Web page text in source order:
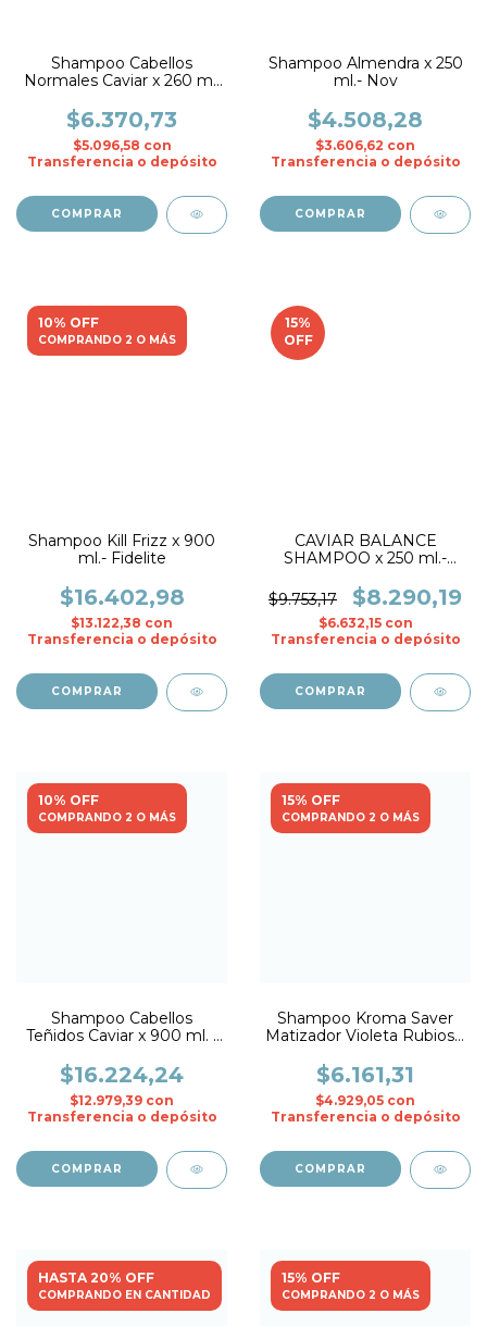
Shampoo Cabellos
Normales Caviar x 260 ml.
$6.370,73
$5.096,58 con
Transferencia o depósito
Shampoo Almendra x 250
ml.- Nov
$4.508,28
$3.606,62 con
Transferencia o depósito
10% OFF
COMPRANDO 2 O MÁS
Shampoo Kill Frizz x 900
ml.- Fidelite
$16.402,98
$13.122,38 con
Transferencia o depósito
15%
OFF
CAVIAR BALANCE
SHAMPOO x 250 ml.-
$9.753,17
$8.290,19
$6.632,15 con
Transferencia o depósito
10% OFF
COMPRANDO 2 O MÁS
Shampoo Cabellos
Teñidos Caviar x 900 ml. -
$16.224,24
$12.979,39 con
Transferencia o depósito
15% OFF
COMPRANDO 2 O MÁS
Shampoo Kroma Saver
Matizador Violeta Rubios x
$6.161,31
$4.929,05 con
Transferencia o depósito
HASTA 20% OFF
COMPRANDO EN CANTIDAD
15% OFF
COMPRANDO 2 O MÁS